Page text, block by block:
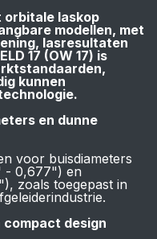
orbitale laskop
modellen, met
lasresultaten
17 (OW 17) is
kunnen
en dunne
voor buisdiameters
- 0,677") en
zoals toegepast in
compact design